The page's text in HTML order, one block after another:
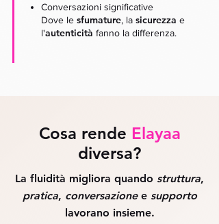
Conversazioni significative
Dove le sfumature, la sicurezza e
l'autenticità fanno la differenza.
Cosa rende Elayaa
diversa?
La fluidità migliora quando struttura,
pratica, conversazionee supporto
lavorano insieme.​